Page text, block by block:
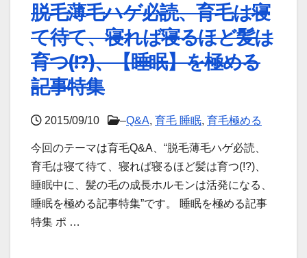
脱毛薄毛ハゲ必読、育毛は寝
て待て、寝れば寝るほど髪は
育つ(!?)、【睡眠】を極める
記事特集
2015/09/10 –Q&A, 育毛 睡眠, 育毛極める
今回のテーマは育毛Q&A、“脱毛薄毛ハゲ必読、
育毛は寝て待て、寝れば寝るほど髪は育つ(!?)、
睡眠中に、髪の毛の成長ホルモンは活発になる、
睡眠を極める記事特集”です。 睡眠を極める記事
特集 ポ …